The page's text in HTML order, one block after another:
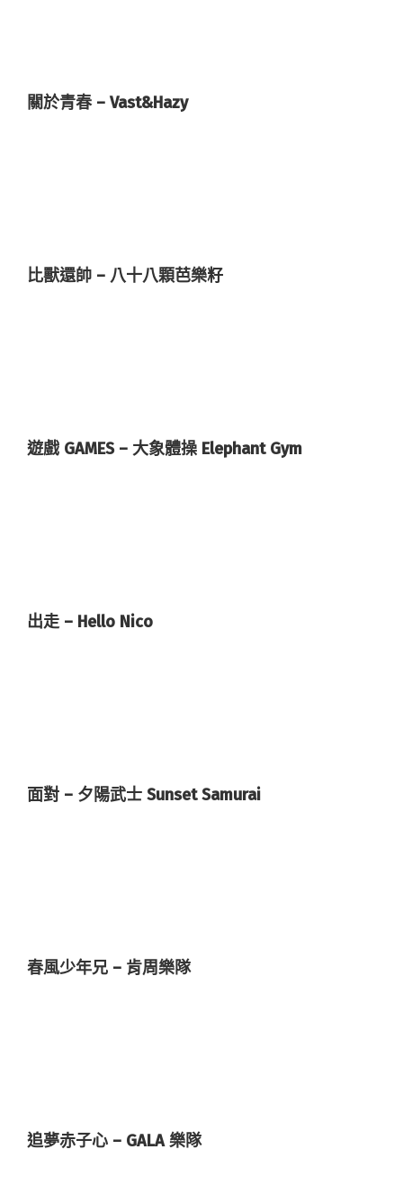
關於青春 – Vast&Hazy
比獸還帥 – 八十八顆芭樂籽
遊戲 GAMES – 大象體操 Elephant Gym
出走 – Hello Nico
面對 – 夕陽武士 Sunset Samurai
春風少年兄 – 肯周樂隊
追夢赤子心 – GALA 樂隊